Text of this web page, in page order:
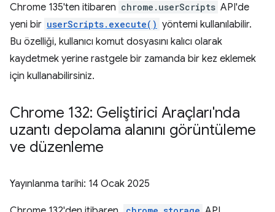
Chrome 135'ten itibaren chrome.userScripts API'de
yeni bir userScripts.execute() yöntemi kullanılabilir.
Bu özelliği, kullanıcı komut dosyasını kalıcı olarak
kaydetmek yerine rastgele bir zamanda bir kez eklemek
için kullanabilirsiniz.
Chrome 132: Geliştirici Araçları'nda
uzantı depolama alanını görüntüleme
ve düzenleme
Yayınlanma tarihi: 14 Ocak 2025